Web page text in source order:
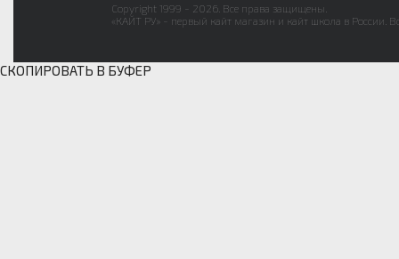
Copyright 1999 - 2026. Все права защищены.
«КАЙТ РУ» - первый кайт магазин и кайт школа в России.
СКОПИРОВАТЬ В БУФЕР